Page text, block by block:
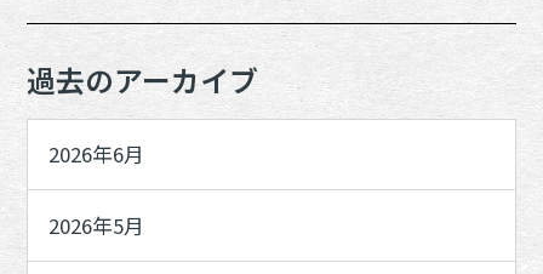
過去のアーカイブ
2026年6月
2026年5月